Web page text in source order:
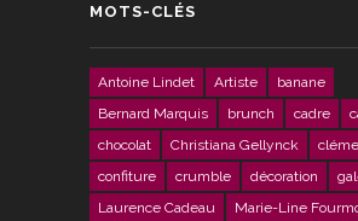
MOTS-CLÉS
Antoine Lindet Artiste
banane
Bernard Marquis
brunch cadre
chocolat
Christiana Gellynck
confiture
crumble décoration
Laurence Cadeau
Marie-Line